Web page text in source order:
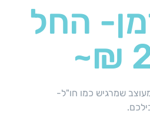
החל
שמרגיש כמו חו"ל-